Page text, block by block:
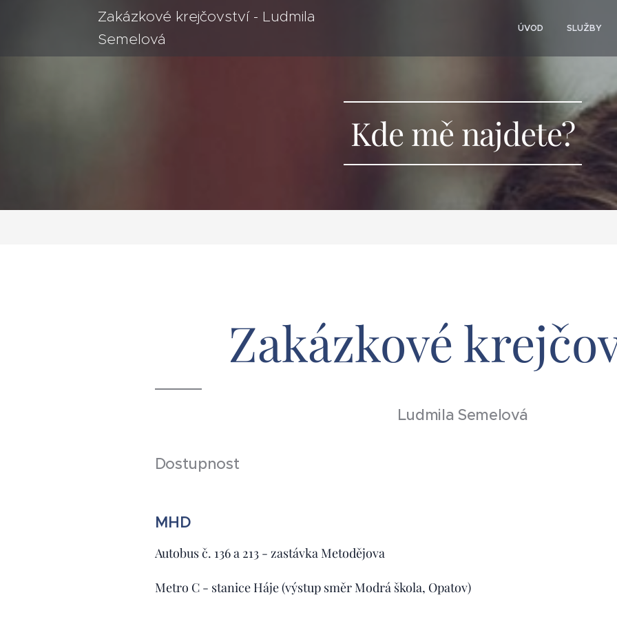
Zakázkové krejčovství - Ludmila
Semelová
ÚVOD SLUŽBY
Kde mě najdete?
Zakázkové
Ludmila Semelová
Dostupnost
MHD
Autobus č. 136 a 213 - zastávka Metodějova
Metro C - stanice Háje (výstup směr Modrá škola, Opatov)